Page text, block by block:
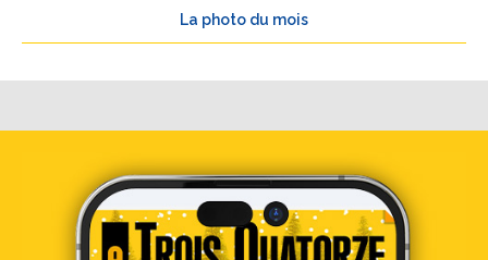
La photo du mois